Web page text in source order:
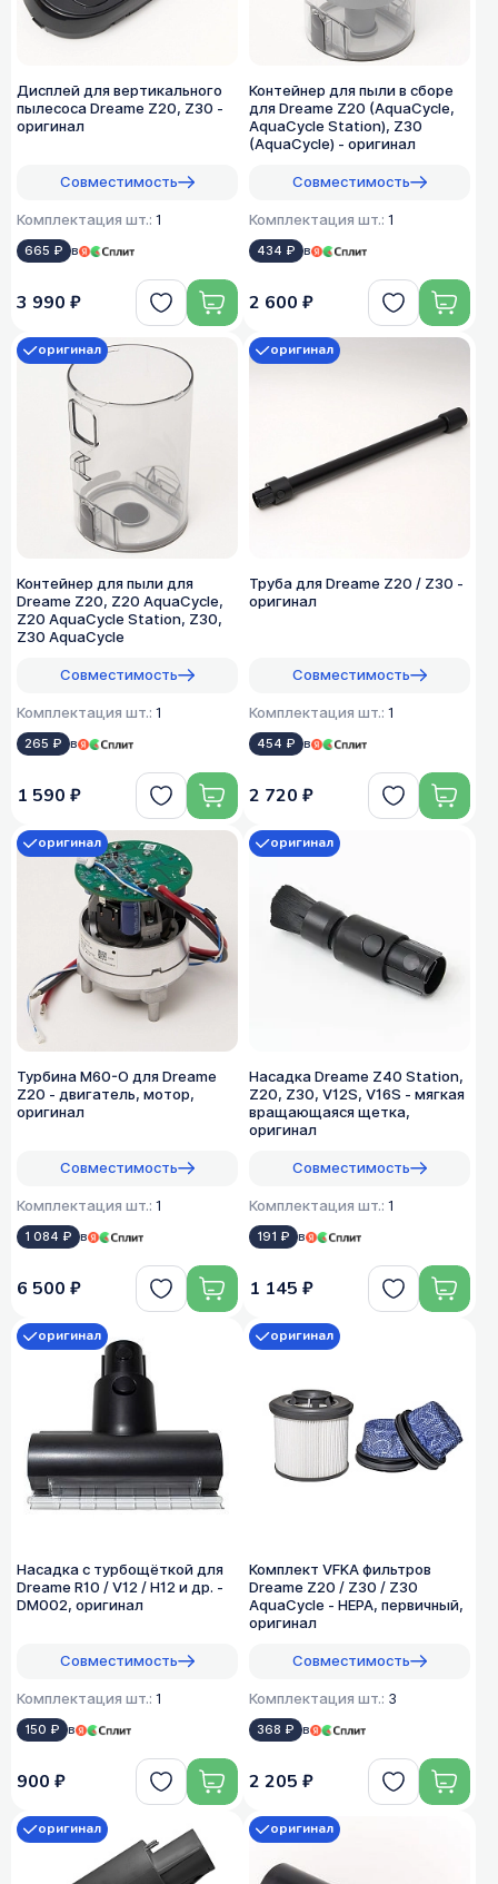
Дисплей для вертикального
пылесоса Dreame Z20, Z30 -
оригинал
Совместимость
Комплектация шт.: 1
665 ₽ в
3 990 ₽
Контейнер для пыли в сборе
для Dreame Z20 (AquaCycle,
AquaCycle Station), Z30
(AquaCycle) - оригинал
Совместимость
Комплектация шт.: 1
434 ₽ в
2 600 ₽
Контейнер для пыли для
Dreame Z20, Z20 AquaCycle,
Z20 AquaCycle Station, Z30,
Z30 AquaCycle
Совместимость
Комплектация шт.: 1
265 ₽ в
оригинал
1 590 ₽
Труба для Dreame Z20 / Z30 -
оригинал
Совместимость
Комплектация шт.: 1
454 ₽ в
оригинал
2 720 ₽
Турбина M60-O для Dreame
Z20 - двигатель, мотор,
оригинал
Совместимость
Комплектация шт.: 1
1 084 ₽ в
оригинал
6 500 ₽
Насадка Dreame Z40 Station,
Z20, Z30, V12S, V16S - мягкая
вращающаяся щетка,
оригинал
Совместимость
Комплектация шт.: 1
191 ₽ в
оригинал
1 145 ₽
Насадка с турбощёткой для
Dreame R10 / V12 / H12 и др. -
DM002, оригинал
Совместимость
Комплектация шт.: 1
150 ₽ в
оригинал
900 ₽
Комплект VFKA фильтров
Dreame Z20 / Z30 / Z30
AquaCycle - HEPA, первичный,
оригинал
Совместимость
Комплектация шт.: 3
368 ₽ в
оригинал
2 205 ₽
оригинал оригинал